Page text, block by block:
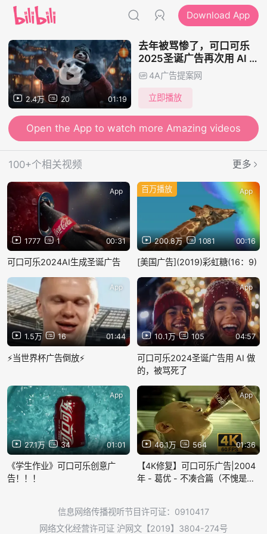
Download App
2.4万 20 01:19
去年被骂惨了，可口可乐
2025圣诞广告再次用 AI 生
成 4A广告提案网
立即播放
Open the App to watch more Amazing videos
100+个相关视频 更多
1777 1 00:31
App
可口可乐2024AI生成圣诞广告
200.8万 1081 00:16
百万播放 App
[美国广告](2019)彩虹糖(16：9)
1.5万 16 01:44
App
⚡当世界杯广告倒放⚡
10.1万 105 04:57
App
可口可乐2024圣诞广告用 AI 做
的，被骂死了
27.1万 34 01:01
App
《学生作业》可口可乐创意广
告！！！
46.1万 564 01:36
App
【4K修复】可口可乐广告|2004
年 - 葛优 - 不凑合篇（不愧是葛
信息网络传播视听节目许可证：0910417
网络文化经营许可证 沪网文【2019】3804-274号